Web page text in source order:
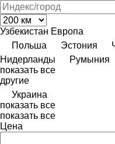
Узбекистан Европа
Польша
Эстония
Нидерланды
Румыния
показать все
другие
Украина
показать все
показать все
Цена